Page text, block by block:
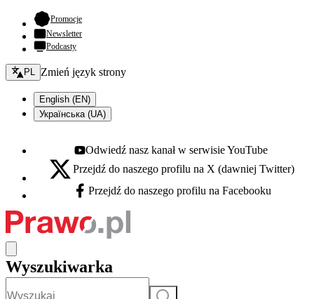
Promocje- otwiera się w nowej karcie
Newsletter
Podcasty
Zmień język - bieżący:
PL Zmień język strony
English (EN)
Українська (UA)
Youtube - otwiera się w nowej karcie
Odwiedź nasz kanał w serwisie YouTube
X - otwiera się w nowej karcie
Przejdź do naszego profilu na X (dawniej Twitter)
Facebook - otwiera się w nowej karcie
Przejdź do naszego profilu na Facebooku
Wyszukiwarka
Szukaj